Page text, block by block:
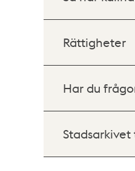
Rättigheter
Har du
Stadsarkivet